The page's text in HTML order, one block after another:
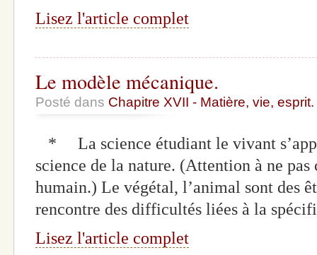
Lisez l'article complet
Le modèle mécanique.
Posté dans Chapitre XVII - Matière, vie, esprit.
* La science étudiant le vivant
science de la nature. (Attention à ne
humain.) Le végétal, l’animal sont des
rencontre des difficultés liées à la
Lisez l'article complet